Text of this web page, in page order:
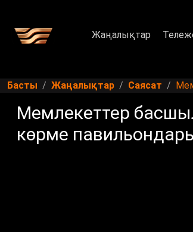
Жаңалықтар
Басты Жаңалықтар Саясат
Мемлекеттер
көрме